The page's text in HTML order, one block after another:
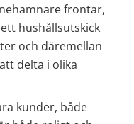
frontar,
hushållsutskick
och däremellan
delta i olika
kunder, både